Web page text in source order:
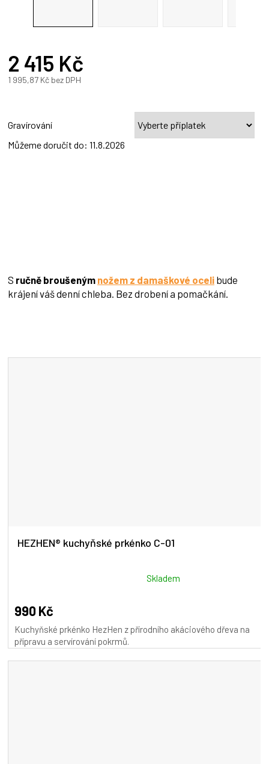
2 415 Kč
1 995,87 Kč bez DPH
Gravírování
Můžeme doručit do: 11.8.2026
S ručně broušeným nožem z damaškové oceli bude
krájení váš denní chleba. Bez drobení a pomačkání.
HEZHEN® kuchyňské prkénko C-01
produktu
je
5,0
z
Skladem
990 Kč
Kuchyňské prkénko HezHen z přírodního akáciového dřeva na
přípravu a servírování pokrmů.